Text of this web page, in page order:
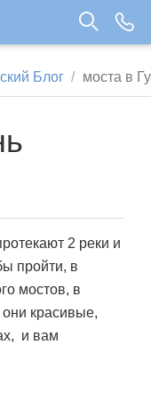
Блог моста в
2 реки и
пройти, в
мостов, в
красивые,
и вам